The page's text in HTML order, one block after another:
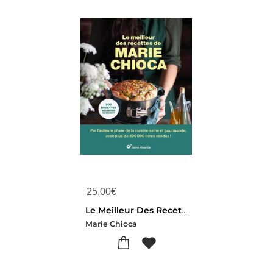
25,00€
Le Meilleur Des Recettes De Marie Chioca : 200 Recettes De L'entree Au Dessert
Marie Chioca